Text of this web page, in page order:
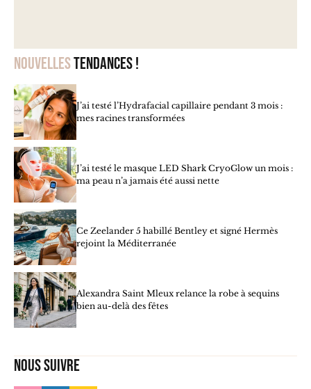
Nouvellestendances !
J’ai testé l’Hydrafacial capillaire pendant 3 mois :
mes racines transformées
J’ai testé le masque LED Shark CryoGlow un mois :
ma peau n’a jamais été aussi nette
Ce Zeelander 5 habillé Bentley et signé Hermès
rejoint la Méditerranée
Alexandra Saint Mleux relance la robe à sequins
bien au-delà des fêtes
Nous suivre